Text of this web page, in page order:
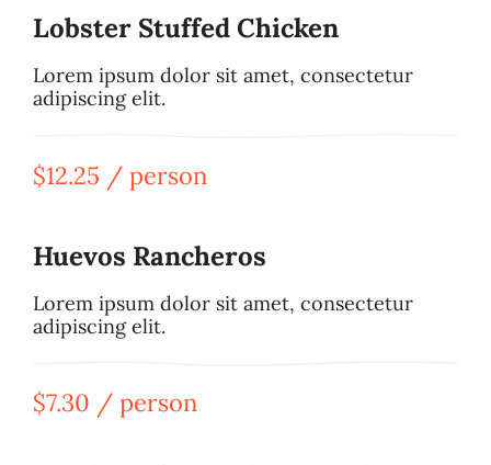
Lobster Stuffed Chicken
Lorem ipsum dolor sit amet, consectetur
adipiscing elit.
$12.25 / person
Huevos Rancheros
Lorem ipsum dolor sit amet, consectetur
adipiscing elit.
$7.30 / person